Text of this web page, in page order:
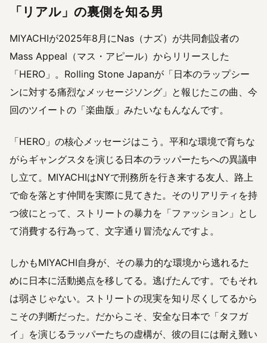
「リアル」の裏側を知る男
MIYACHIが2025年8月にNas（ナズ）が共同創設者の
Mass Appeal（マス・アピール）からリリースした
「HERO」。Rolling Stone Japanが「日本のラップシー
ンに対する痛烈なメッセージソング」と報じたこの曲、今
回のツイートの「楽曲版」みたいなもんなんです。
「HERO」の核心メッセージはこう。平和な環境で育ちな
がらギャングスタを演じる日本のラッパーたちへの異議申
し立て。MIYACHIはNYで刑務所を行き来する友人、路上
で命を落とす仲間を実際に見てきた。そのリアリティを持
つ彼にとって、ストリートの暴力を「ファッション」とし
て消費する行為って、文字通り冒涜なんですよ。
しかもMIYACHI自身が、その暴力的な環境から逃れるた
めに日本に活動拠点を移してる。逃げたんです。でもそれ
は弱さじゃない。ストリートの現実を知り尽くしてるから
こその判断だった。だからこそ、安全な日本で「タフガ
イ」を演じるラッパーたちの虚構が、彼の目には耐え難い